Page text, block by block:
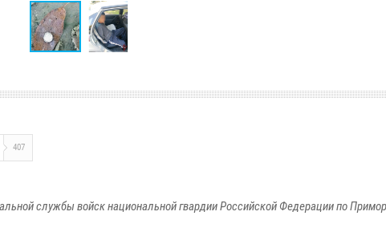
407
службы войск национальной гвардии Российской Федерации по